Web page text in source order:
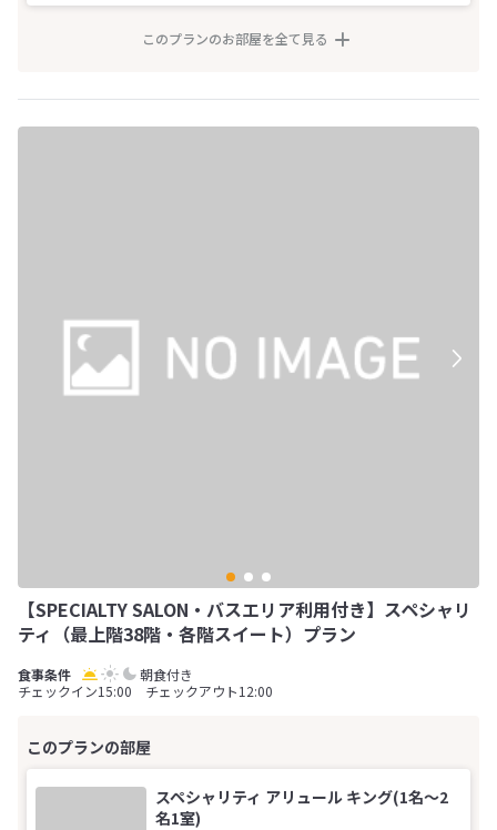
このプランのお部屋を全て見る
【SPECIALTY SALON・バスエリア利用付き】スペシャリ
ティ（最上階38階・各階スイート）プラン
朝食付き
チェックイン15:00 チェックアウト12:00
スペシャリティ アリュール キング(1名～2
名1室)